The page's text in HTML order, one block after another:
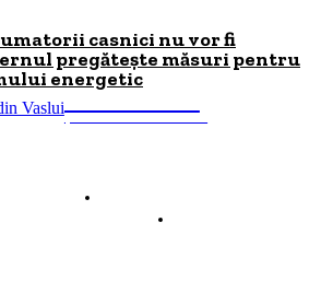
casnici nu vor fi
pregătește măsuri pentru
energetic
ȘTIRI DE INTERES